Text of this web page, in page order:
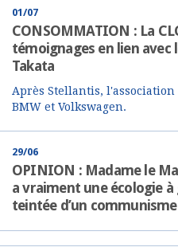
01/07
CONSOMMATION : La
témoignages en lien avec
Takata
Après Stellantis,
BMW et Volkswagen.
29/06
OPINION : Madame le
a vraiment une écologie
teintée d’un